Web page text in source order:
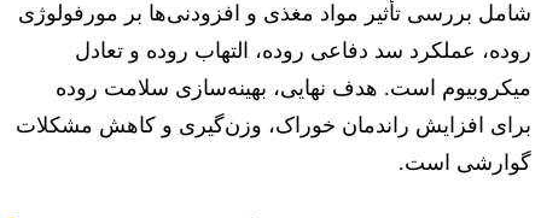
شامل بررسی تأثیر مواد مغذی و افزودنی‌ها بر مورفولوژی
روده، عملکرد سد دفاعی روده، التهاب روده و تعادل
میکروبیوم است. هدف نهایی، بهینه‌سازی سلامت روده
برای افزایش راندمان خوراک، وزن‌گیری و کاهش مشکلات
گوارشی است.